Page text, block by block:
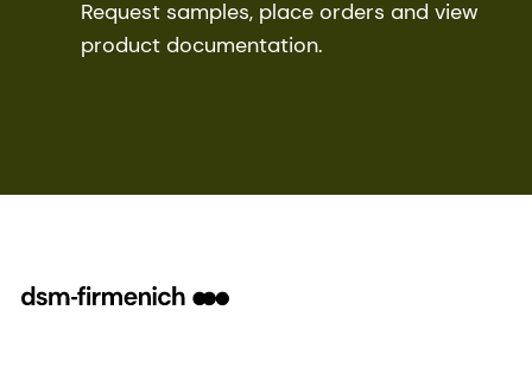
Request samples, place orders and view
product documentation.